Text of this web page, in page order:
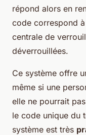
répond alors en
code correspond
centrale de
déverrouillées.
Ce système offre
même si une
elle ne pourrait
le code unique du
système est très